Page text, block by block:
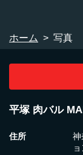
ホーム 写真
平塚 肉バル
住所
神